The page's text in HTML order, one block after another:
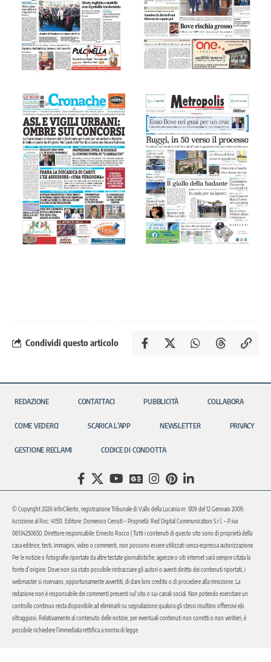
Condividi questo articolo
REDAZIONE CONTATTACI PUBBLICITÀ COLLABORA
COME VEDERCI SCARICA L’APP NEWSLETTER PRIVACY
GESTIONE RECLAMI CODICE DI CONDOTTA
© Copyright 2026 InfoCilento, registrazione Tribunale di Vallo della Lucania nr. 1/09 del 12 Gennaio 2009.
Iscrizione al Roc: 41551. Editore: Domenico Cerruti – Proprietà: Red Digital Communication S.r.l. – P.iva
06134250650. Direttore responsabile: Ernesto Rocco | Tutti i contenuti di questo sito sono di proprietà della
casa editrice, testi, immagini, video o commenti, non possono essere utilizzati senza espressa autorizzazione.
Per le notizie o fotografie riportate da altre testate giornalistiche, agenzie o siti internet sarà sempre citata la
fonte d’origine. Dove non sia stato possibile rintracciare gli autori o aventi diritto dei contenuti riportati, i
webmaster si riservano, opportunamente avvertiti, di dare loro credito o di procedere alla rimozione. La
redazione non è responsabile dei commenti presenti sul sito o sui canali social. Non potendo esercitare un
controllo continuo resta disponibile ad eliminarli su segnalazione qualora gli stessi risultino offensivi e/o
oltraggiosi. Relativamente al contenuto delle notizie, per eventuali contenuti non corretti o non veritieri, è
possibile richiedere l’immediata rettifica a norma di legge.